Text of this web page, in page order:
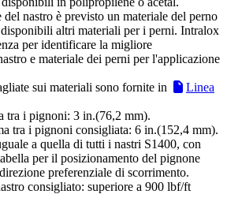
del nastro è previsto un materiale del perno
altri materiali per i perni. Intralox
per identificare la migliore
e materiale dei perni per l'applicazione
sui materiali sono fornite in
Linea
tra i pignoni: 3 in.(76,2 mm).
tra i pignoni consigliata: 6 in.(152,4 mm).
a quella di tutti i nastri S1400, con
per il posizionamento del pignone
preferenziale di scorrimento.
consigliato: superiore a 900 lbf/ft